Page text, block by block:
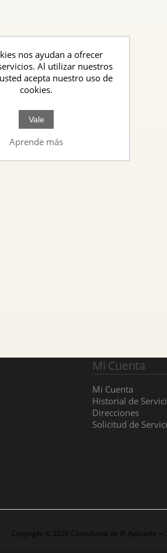
Mi Cuenta
Mi Cuenta
Historial de
Direcciones
Solicitud de
Copyright © 2026 Consultoría de IA Aplicada
nos ayudan a ofrecer
Al utilizar nuestros
acepta nuestro uso de
cookies.
Vale
Aprende más